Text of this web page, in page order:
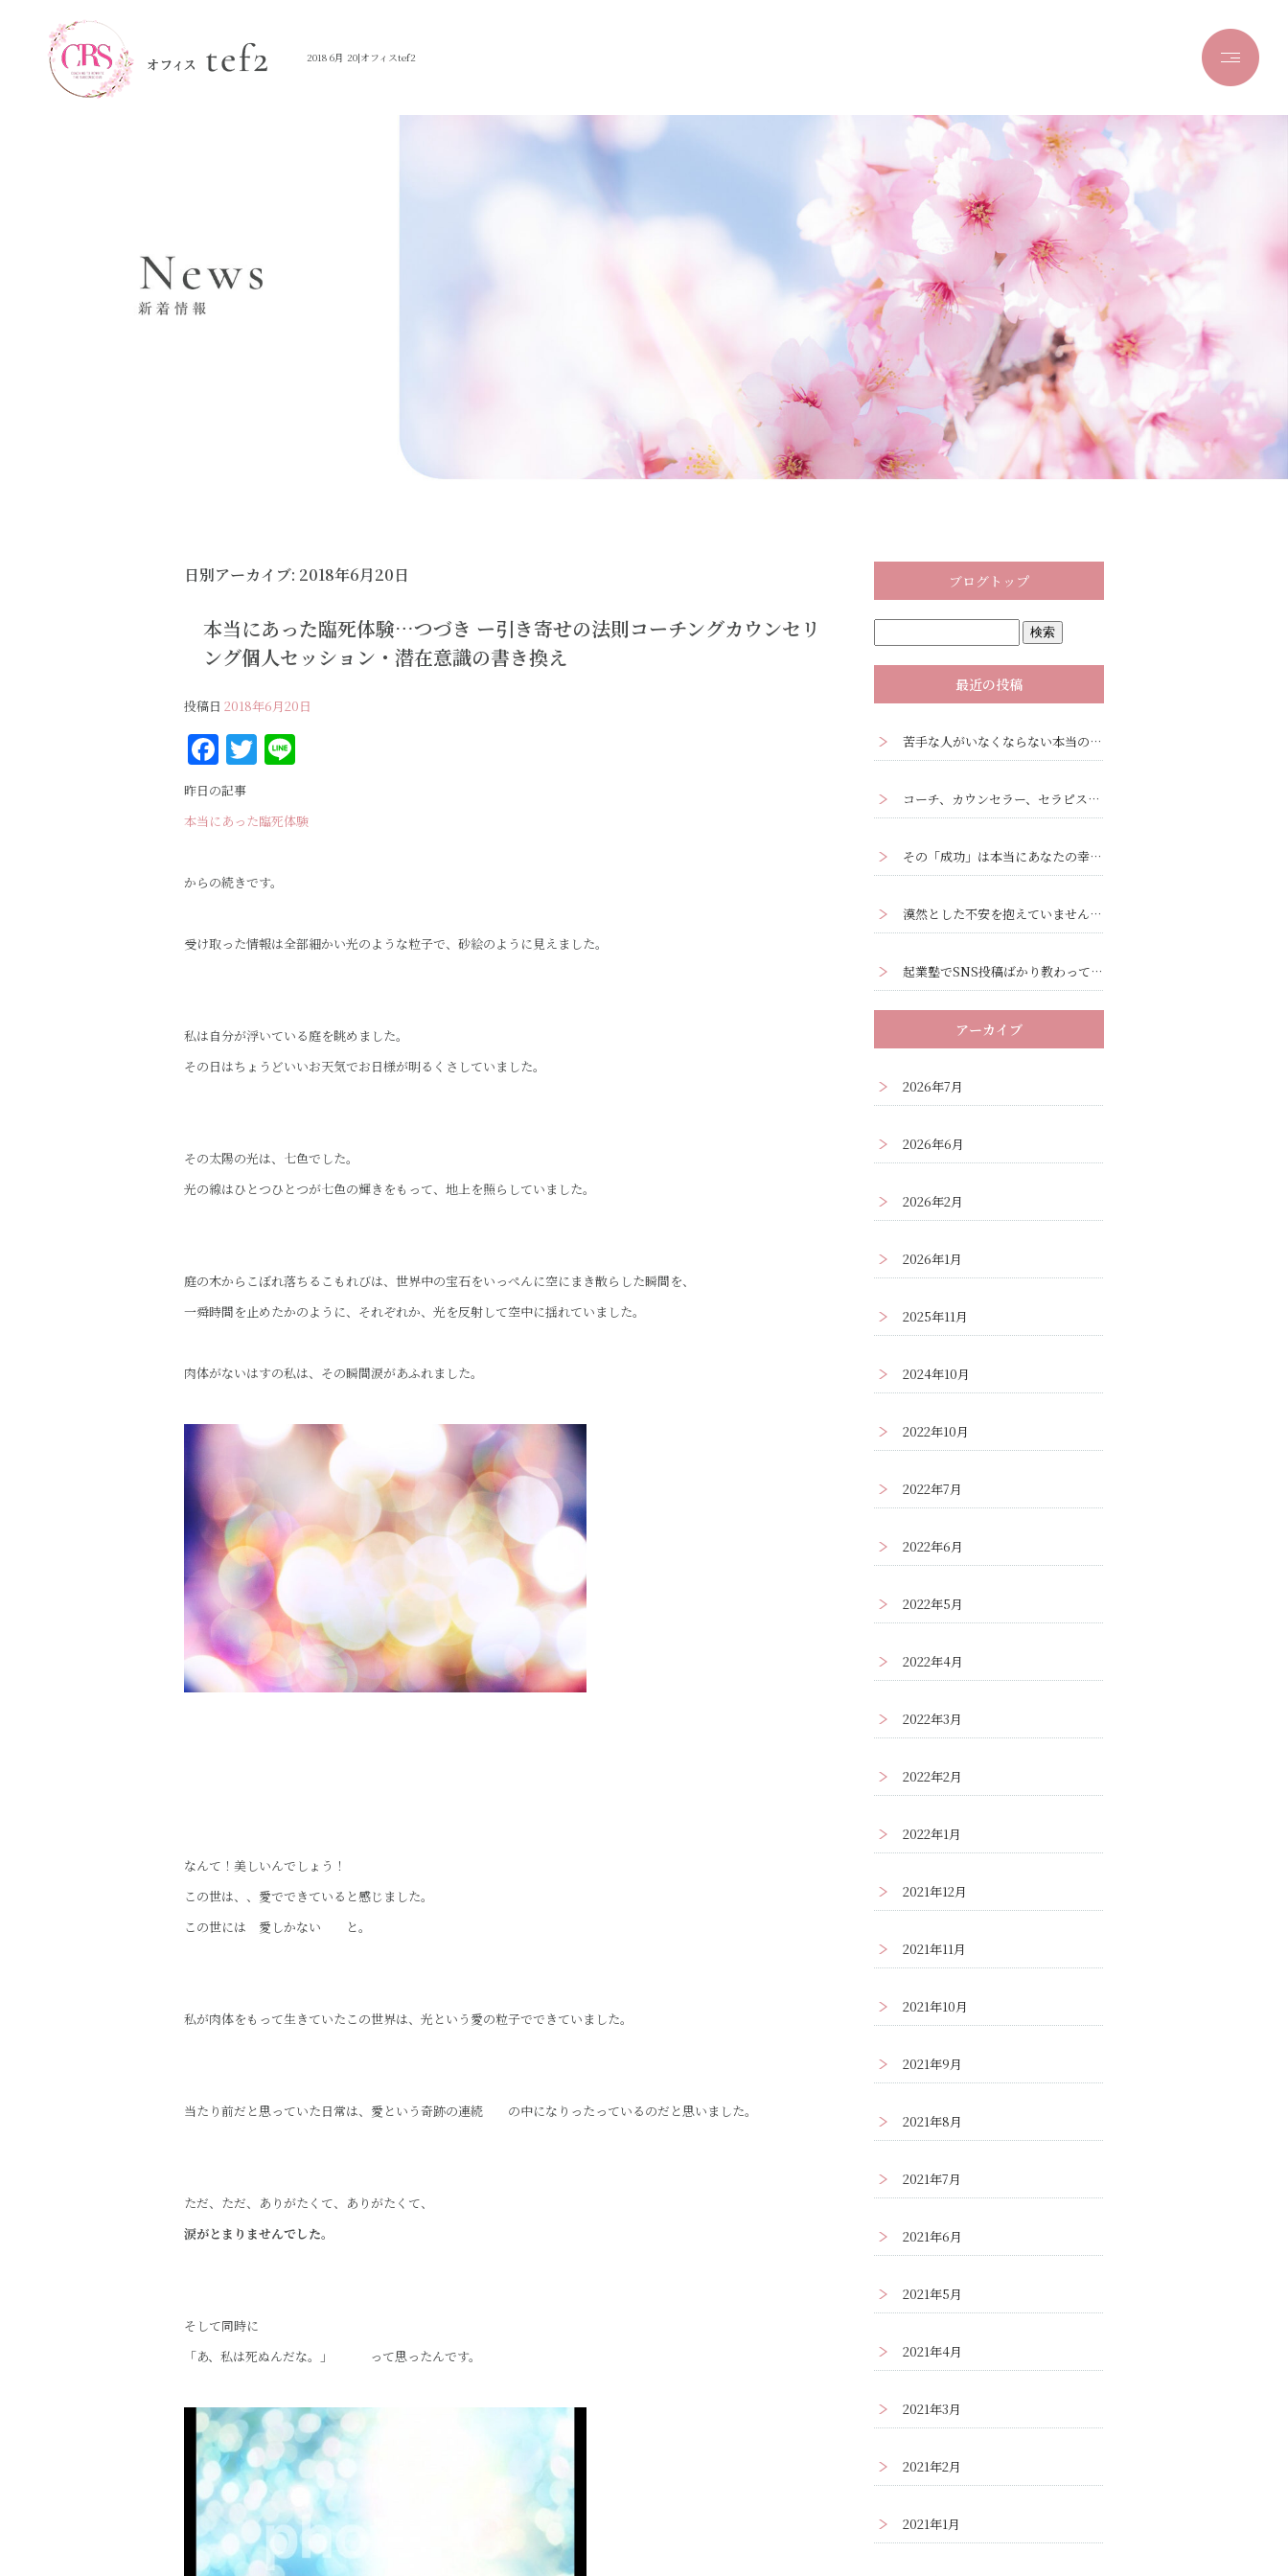
2018 6月 20|オフィスtef2
日別アーカイブ: 2018年6月20日
本当にあった臨死体験…つづき ー引き寄せの法則コーチングカウンセリ
ング個人セッション・潜在意識の書き換え
投稿日 2018年6月20日
F
a
c
e
b
o
o
k
T
it
te
r
e
昨日の記事
本当にあった臨死体験
からの続きです。
受け取った情報は全部細かい光のような粒子で、砂絵のように見えました。
私は自分が浮いている庭を眺めました。
その日はちょうどいいお天気でお日様が明るくさしていました。
その太陽の光は、七色でした。
光の線はひとつひとつが七色の輝きをもって、地上を照らしていました。
庭の木からこぼれ落ちるこもれびは、世界中の宝石をいっぺんに空にまき散らした瞬間を、
一舜時間を止めたかのように、それぞれか、光を反射して空中に揺れていました。
肉体がないはすの私は、その瞬間涙があふれました。
なんて！美しいんでしょう！
この世は、、愛でできていると感じました。
この世には 愛しかない と。
私が肉体をもって生きていたこの世界は、光という愛の粒子でできていました。
当たり前だと思っていた日常は、愛という奇跡の連続 の中になりったっているのだと思いました。
ただ、ただ、ありがたくて、ありがたくて、
涙がとまりませんでした。
そして同時に
「あ、私は死ぬんだな。」 って思ったんです。
ブログトップ
最近の投稿
苦手な人がいなくならない本当の理由｜心理学の『投影』と『転移』ー人間関係克服ワークあり
コーチ、カウンセラー、セラピストがクライアントに観るべき3つの視点
その「成功」は本当にあなたの幸せですか？ーあなたの「成功」を疑ってみる
漠然とした不安を抱えていませんか？ー漠然とした不安の正体と解消法
起業塾でSNS投稿ばかり教わって疲弊していませんか？集客の本質はそこではありません
アーカイブ
2026年7月
2026年6月
2026年2月
2026年1月
2025年11月
2024年10月
2022年10月
2022年7月
2022年6月
2022年5月
2022年4月
2022年3月
2022年2月
2022年1月
2021年12月
2021年11月
2021年10月
2021年9月
2021年8月
2021年7月
2021年6月
2021年5月
2021年4月
2021年3月
2021年2月
2021年1月